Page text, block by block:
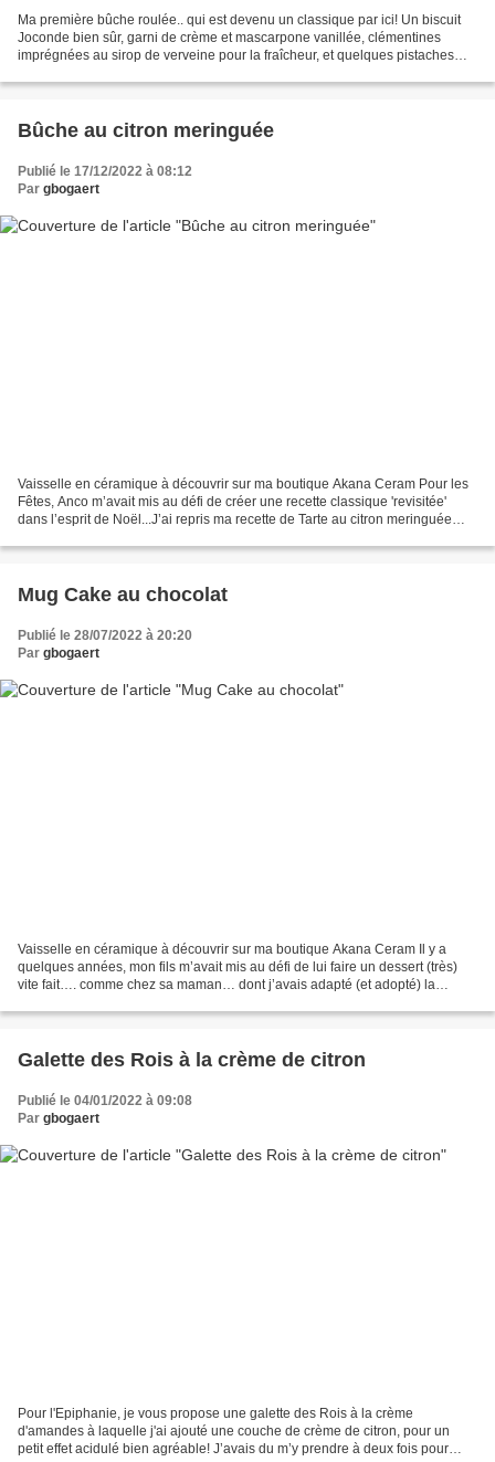
Ma première bûche roulée.. qui est devenu un classique par ici! Un biscuit
Joconde bien sûr, garni de crème et mascarpone vanillée, clémentines
imprégnées au sirop de verveine pour la fraîcheur, et quelques pistaches
Bûche au citron meringuée
Publié le 17/12/2022 à 08:12
Par gbogaert
Vaisselle en céramique à découvrir sur ma boutique Akana Ceram Pour les
Fêtes, Anco m’avait mis au défi de créer une recette classique 'revisitée'
dans l’esprit de Noël...J’ai repris ma recette de Tarte au citron meringuée
Mug Cake au chocolat
Publié le 28/07/2022 à 20:20
Par gbogaert
Vaisselle en céramique à découvrir sur ma boutique Akana Ceram Il y a
quelques années, mon fils m’avait mis au défi de lui faire un dessert (très)
vite fait…. comme chez sa maman… dont j’avais adapté (et adopté) la
Galette des Rois à la crème de citron
Publié le 04/01/2022 à 09:08
Par gbogaert
Pour l'Epiphanie, je vous propose une galette des Rois à la crème
d'amandes à laquelle j'ai ajouté une couche de crème de citron, pour un
petit effet acidulé bien agréable! J’avais du m’y prendre à deux fois pour